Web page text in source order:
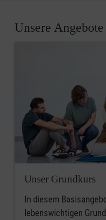
Unsere Angebote
Unser Grundkurs
In diesem
lebenswichtigen